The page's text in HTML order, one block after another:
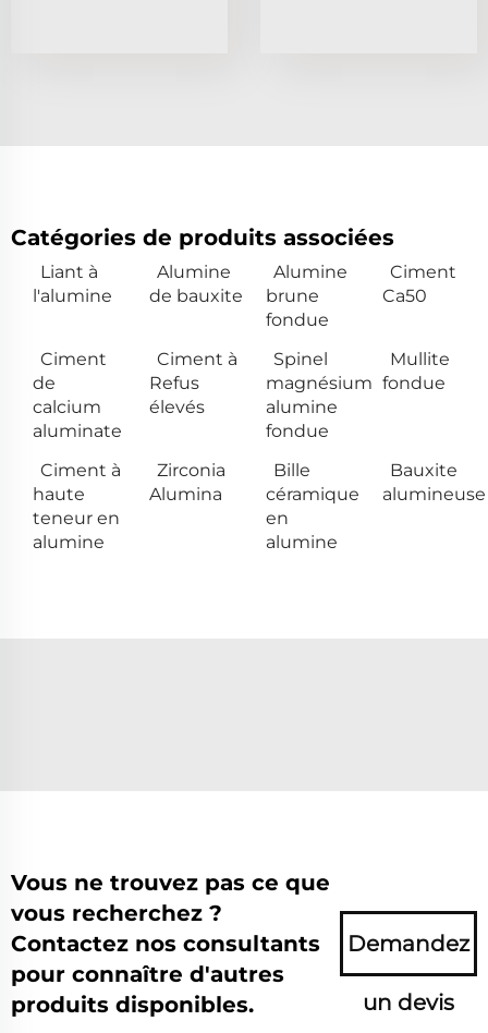
Catégories de produits associées
Liant à
l'alumine
Alumine
de bauxite
Alumine
brune
fondue
Ciment
Ca50
Ciment
de
calcium
aluminate
Ciment à
Refus
élevés
Spinel
magnésium
alumine
fondue
Mullite
fondue
Ciment à
haute
teneur en
alumine
Zirconia
Alumina
Bille
céramique
en
alumine
Bauxite
alumineuse
Vous ne trouvez pas ce que
vous recherchez ?
Contactez nos consultants
pour connaître d'autres
produits disponibles.
Demandez
un devis